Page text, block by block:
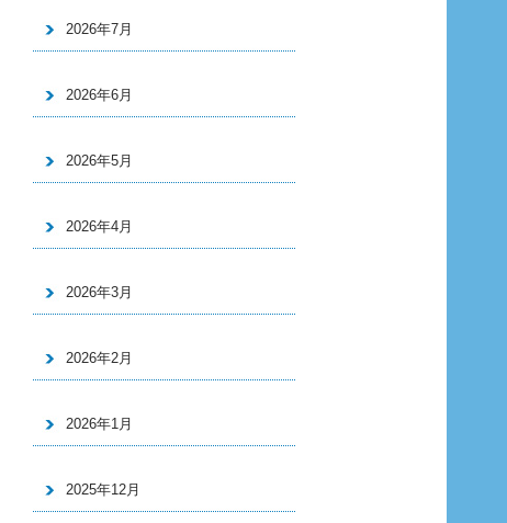
2026年7月
2026年6月
2026年5月
2026年4月
2026年3月
2026年2月
2026年1月
2025年12月